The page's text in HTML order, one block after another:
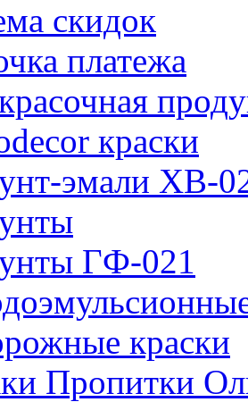
скидок
платежа
краски
эмали ХВ-
ГФ-021
краски
Пропитки